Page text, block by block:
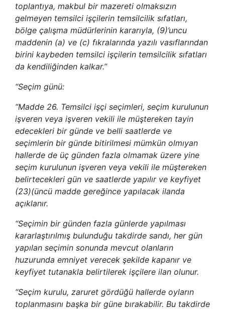
toplantıya, makbul bir mazereti olmaksızın
gelmeyen temsilci işçilerin temsilcilik sıfatları,
bölge çalışma müdürlerinin kararıyla, (9)’uncu
maddenin (a) ve (c) fıkralarında yazılı vasıflarından
birini kaybeden temsilci işçilerin temsilcilik sıfatları
da kendiliğinden kalkar.”
“Seçim günü:
“Madde 26. Temsilci işçi seçimleri, seçim kurulunun
işveren veya işveren vekili ile müştereken tayin
edecekleri bir günde ve belli saatlerde ve
seçimlerin bir günde bitirilmesi mümkün olmıyan
hallerde de üç günden fazla olmamak üzere yine
seçim kurulunun işveren veya vekili ile müştereken
belirtecekleri gün ve saatlerde yapılır ve keyfiyet
(23)(üncü madde gereğince yapılacak ilanda
açıklanır.
“Seçimin bir günden fazla günlerde yapılması
kararlaştırılmış bulunduğu takdirde sandı, her gün
yapılan seçimin sonunda mevcut olanların
huzurunda emniyet verecek şekilde kapanır ve
keyfiyet tutanakla belirtilerek işçilere ilan olunur.
“Seçim kurulu, zaruret gördüğü hallerde oyların
toplanmasını başka bir güne bırakabilir. Bu takdirde